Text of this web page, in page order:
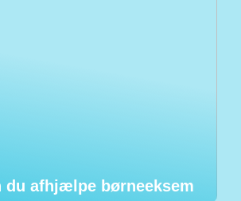
du afhjælpe børneeksem